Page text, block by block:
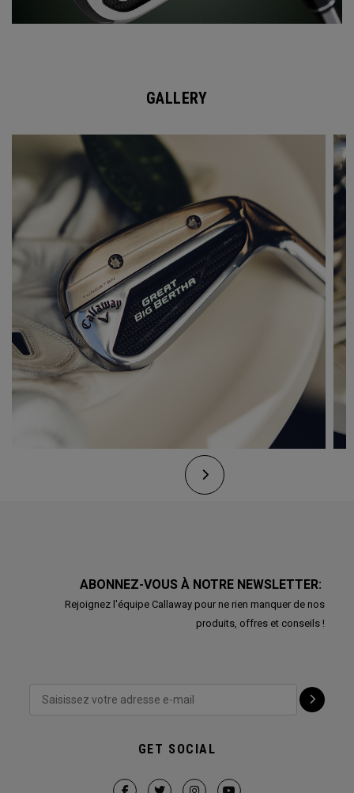
GALLERY
ABONNEZ-VOUS À NOTRE NEWSLETTER:
Rejoignez l'équipe Callaway pour ne rien manquer de nos
produits, offres et conseils !
GET SOCIAL